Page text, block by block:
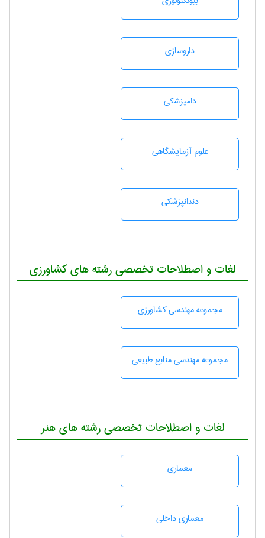
داروسازی
دامپزشكی
علوم آزمايشگاهی
دندانپزشكی
لغات و اصطلاحات تخصصی رشته های کشاورزی
مجموعه مهندسی كشاورزی
مجموعه مهندسی منابع طبيعی
لغات و اصطلاحات تخصصی رشته های هنر
معماری
معماری داخلی